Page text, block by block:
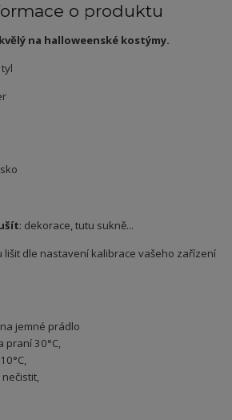
o produktu
na halloweenské kostýmy.
: dekorace, tutu sukně...
lišit dle nastavení kalibrace vašeho zařízení
jemné prádlo
praní 30°C,